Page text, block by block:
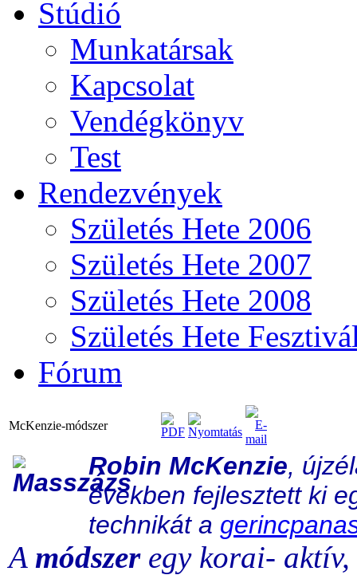
Stúdió
Munkatársak
Kapcsolat
Vendégkönyv
Test
Rendezvények
Születés Hete 2006
Születés Hete 2007
Születés Hete 2008
Születés Hete
Fórum
McKenzie-módszer
Robin McKenzie, ú
években fejlesztett ki
technikát a
A módszeregy korai- aktív,